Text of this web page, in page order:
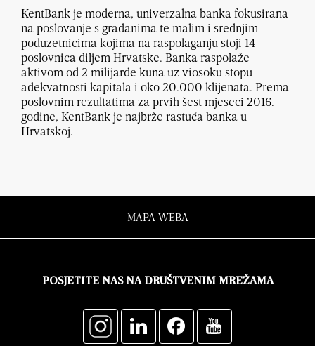
KentBank je moderna, univerzalna banka fokusirana
na poslovanje s građanima te malim i srednjim
poduzetnicima kojima na raspolaganju stoji 14
poslovnica diljem Hrvatske. Banka raspolaže
aktivom od 2 milijarde kuna uz viosoku stopu
adekvatnosti kapitala i oko 20.000 klijenata. Prema
poslovnim rezultatima za prvih šest mjeseci 2016.
godine, KentBank je najbrže rastuća banka u
Hrvatskoj.
MAPA WEBA
POSJETITE NAS NA DRUŠTVENIM MREŽAMA